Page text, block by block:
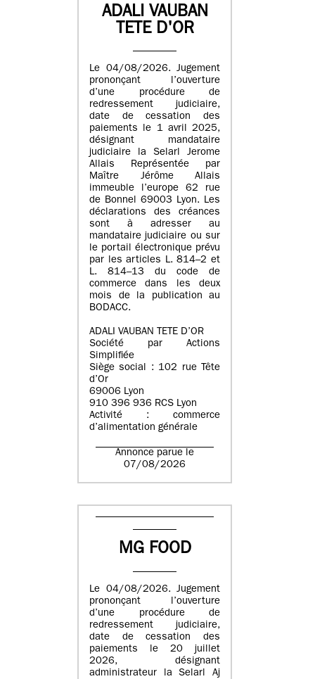
ADALI VAUBAN
TETE D'OR
Le 04/08/2026. Jugement
prononçant l’ouverture
d’une procédure de
redressement judiciaire,
date de cessation des
paiements le 1 avril 2025,
désignant mandataire
judiciaire la Selarl Jerome
Allais Représentée par
Maître Jérôme Allais
immeuble l’europe 62 rue
de Bonnel 69003 Lyon. Les
déclarations des créances
sont à adresser au
mandataire judiciaire ou sur
le portail électronique prévu
par les articles L. 814–2 et
L. 814–13 du code de
commerce dans les deux
mois de la publication au
BODACC.
ADALI VAUBAN TETE D’OR
Société par Actions
Simplifiée
Siège social : 102 rue Tête
d’Or
69006 Lyon
910 396 936 RCS Lyon
Activité : commerce
d’alimentation générale
Annonce parue le
07/08/2026
MG FOOD
Le 04/08/2026. Jugement
prononçant l’ouverture
d’une procédure de
redressement judiciaire,
date de cessation des
paiements le 20 juillet
2026, désignant
administrateur la Selarl Aj